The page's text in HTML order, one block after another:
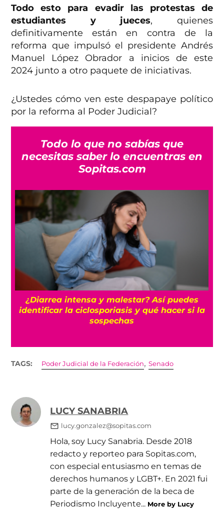
Todo esto para evadir las protestas de
estudiantes y jueces, quienes
definitivamente están en contra de la
reforma que impulsó el presidente Andrés
Manuel López Obrador a inicios de este
2024 junto a otro paquete de iniciativas.
¿Ustedes cómo ven este despapaye político
por la reforma al Poder Judicial?
Todo lo que no sabías que
necesitas saber lo encuentras en
Sopitas.com
puedes
si la
Detienen a Ángel Aguirre,
Guerrero, por el caso Ayotzinapa
TAGS: Poder Judicial de la Federación,Senado
LUCY SANABRIA
lucy.gonzalez@sopitas.com
Hola, soy Lucy Sanabria. Desde 2018
redacto y reporteo para Sopitas.com,
con especial entusiasmo en temas de
derechos humanos y LGBT+. En 2021 fui
parte de la generación de la beca de
Periodismo Incluyente... More by Lucy